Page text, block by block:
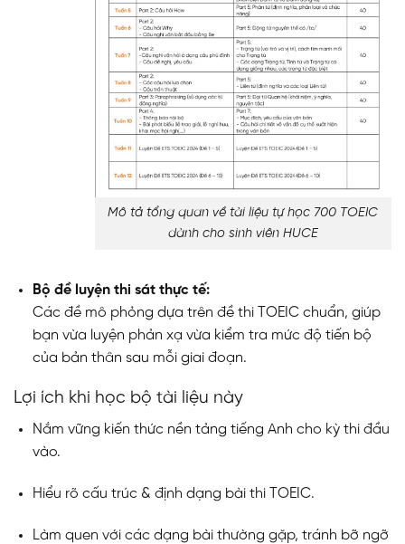
Mô tả tổng quan về tài liệu tự học 700 TOEIC
dành cho sinh viên HUCE
Bộ đề luyện thi sát thực tế:
Các đề mô phỏng dựa trên đề thi TOEIC chuẩn, giúp
bạn vừa luyện phản xạ vừa kiểm tra mức độ tiến bộ
của bản thân sau mỗi giai đoạn.
Lợi ích khi học bộ tài liệu này
Nắm vững kiến thức nền tảng tiếng Anh cho kỳ thi đầu
vào.
Hiểu rõ cấu trúc & định dạng bài thi TOEIC.
Làm quen với các dạng bài thường gặp, tránh bỡ ngỡ